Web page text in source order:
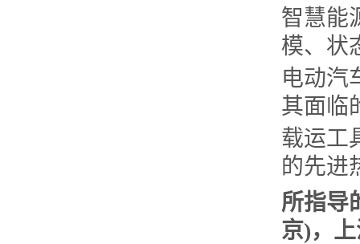
智慧能
模、状
电动汽
其面临
载运工
的先进
所指导
京)，